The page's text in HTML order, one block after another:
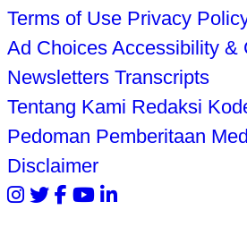
Terms of Use Privacy
Ad Choices Accessibility &
Newsletters Transcripts
Tentang Kami Redaksi
Pedoman Pemberitaan
Disclaimer